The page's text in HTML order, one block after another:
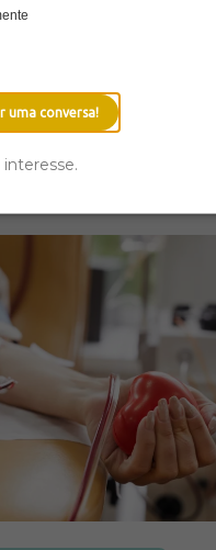
uma conversa!
.